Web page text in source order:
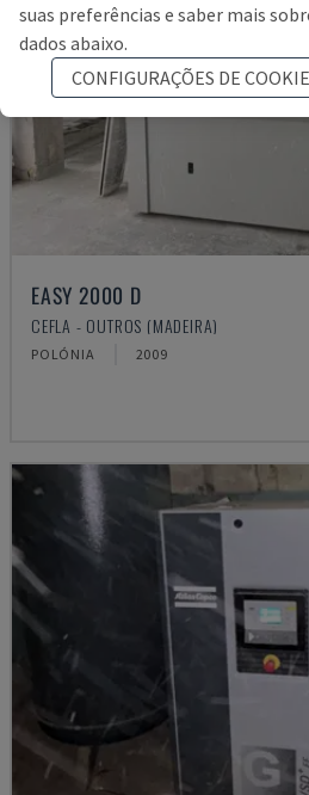
EASY 2000 D
CEFLA - OUTROS (MADEIRA)
POLÓNIA 2009
suas preferências e saber mais
dados abaixo.
CONFIGURAÇÕES DE